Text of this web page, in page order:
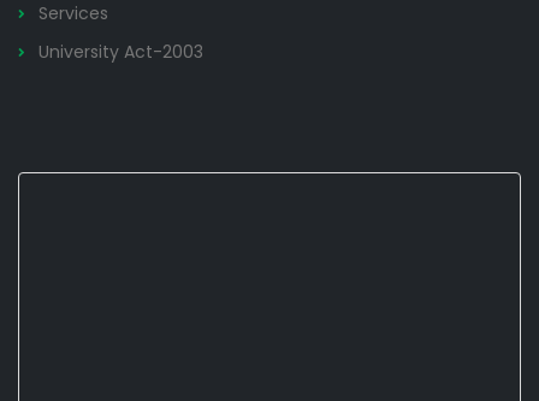
Services
University Act-2003